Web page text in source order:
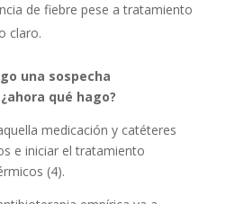
de fiebre pese a tratamiento
claro.
una sospecha
qué hago?
medicación y catéteres
e iniciar el tratamiento
(4).